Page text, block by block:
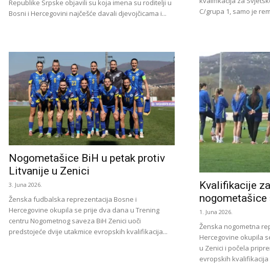
Republike Srpske objavili su koja imena su roditelji u
Bosni i Hercegovini najčešće davali djevojčicama i...
C/grupa 1, samo je
Nogometašice BiH u petak protiv
Litvanije u Zenici
3. Juna 2026.
Ženska fudbalska reprezentacija Bosne i
Hercegovine okupila se prije dva dana u Trening
centru Nogometnog saveza BiH Zenici uoči
predstojeće dvije utakmice evropskih kvalifikacija...
Kvalifikacije
nogometašice
1. Juna 2026.
Ženska nogometna
Hercegovine okupila
u Zenici i počela
evropskih kvalifikacija